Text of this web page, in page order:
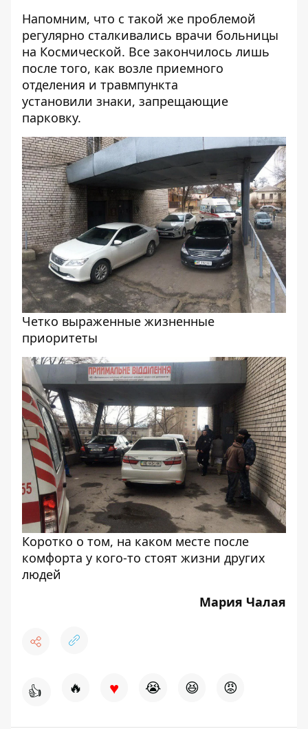
Напомним, что с такой же проблемой
регулярно сталкивались врачи больницы
на Космической. Все закончилось лишь
после того, как возле приемного
отделения и травмпункта
установили знаки, запрещающие
парковку.
Четко выраженные жизненные
приоритеты
Коротко о том, на каком месте после
комфорта у кого-то стоят жизни других
людей
Мария Чалая
👍 🔥 ♥ 😭 😆 😡